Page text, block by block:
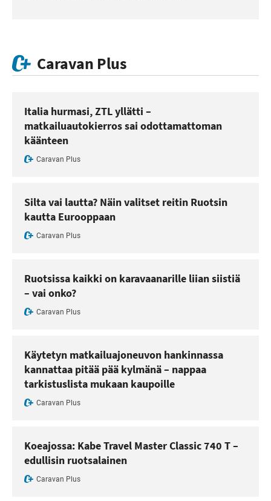
Caravan Plus
Italia hurmasi, ZTL yllätti –
matkailuautokierros sai odottamattoman
käänteen
Caravan Plus
Silta vai lautta? Näin valitset reitin Ruotsin
kautta Eurooppaan
Caravan Plus
Ruotsissa kaikki on karavaanarille liian siistiä
– vai onko?
Caravan Plus
Käytetyn matkailuajoneuvon hankinnassa
kannattaa pitää pää kylmänä – nappaa
tarkistuslista mukaan kaupoille
Caravan Plus
Koeajossa: Kabe Travel Master Classic 740 T –
edullisin ruotsalainen
Caravan Plus